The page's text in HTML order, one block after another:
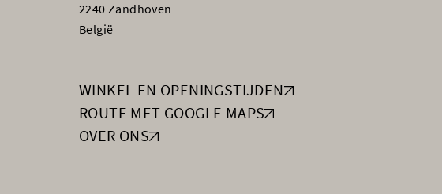
2240 Zandhoven
België
WINKEL EN OPENINGSTIJDEN
ROUTE MET GOOGLE MAPS
OVER ONS